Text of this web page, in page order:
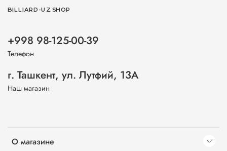
О магазине
BILLIARD-UZ.SHOP
+998 98-125-00-39
Телефон
г. Ташкент, ул. Лутфий, 13А
Наш магазин